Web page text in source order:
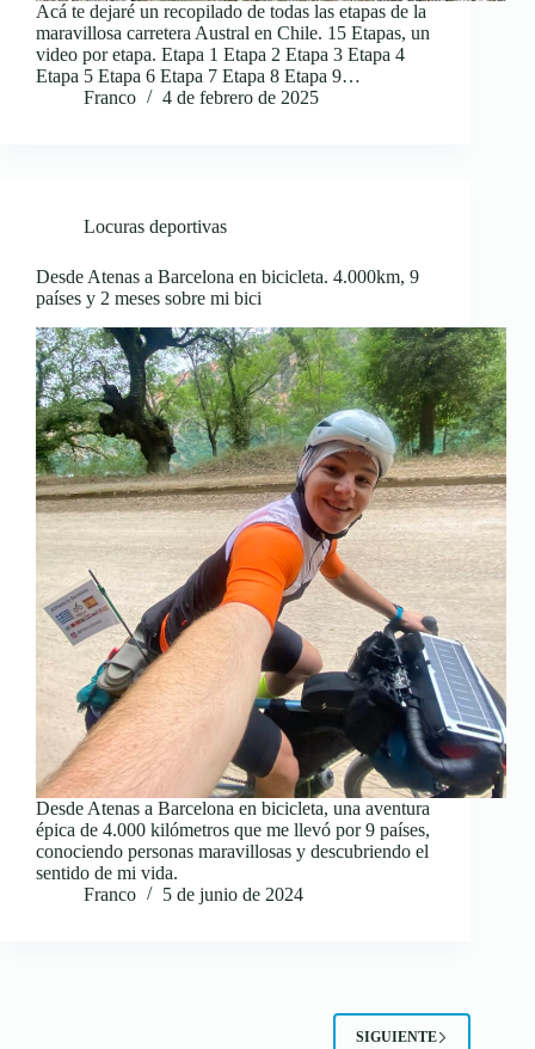
Acá te dejaré un recopilado de todas las etapas de la
maravillosa carretera Austral en Chile. 15 Etapas, un
video por etapa. Etapa 1 Etapa 2 Etapa 3 Etapa 4
Etapa 5 Etapa 6 Etapa 7 Etapa 8 Etapa 9…
Franco
4 de febrero de 2025
Locuras deportivas
Desde Atenas a Barcelona en bicicleta. 4.000km, 9
países y 2 meses sobre mi bici
Desde Atenas a Barcelona en bicicleta, una aventura
épica de 4.000 kilómetros que me llevó por 9 países,
conociendo personas maravillosas y descubriendo el
sentido de mi vida.
Franco
5 de junio de 2024
SIGUIENTE